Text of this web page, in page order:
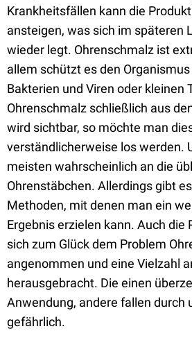
Krankheitsfällen kann die
ansteigen, was sich im späteren
wieder legt. Ohrenschmalz ist
allem schützt es den
Bakterien und Viren oder kleinen
Ohrenschmalz schließlich aus
wird sichtbar, so möchte man
verständlicherweise los werden.
meisten wahrscheinlich an die
Ohrenstäbchen. Allerdings gibt
Methoden, mit denen man ein
Ergebnis erzielen kann. Auch die
sich zum Glück dem Problem
angenommen und eine Vielzahl
herausgebracht. Die einen
Anwendung, andere fallen durch
gefährlich.